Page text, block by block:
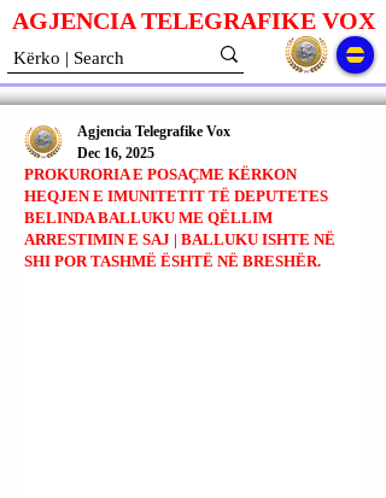
AGJENCIA TELEGRAFIKE VOX
PROKURORIA E POSAÇME KËRKON
HEQJEN E IMUNITETIT TË DEPUTETES
BELINDA BALLUKU ME QËLLIM
ARRESTIMIN E SAJ | BALLUKU ISHTE NË
SHI POR TASHMË ËSHTË NË BRESHËR.
Agjencia Telegrafike Vox
Dec 16, 2025